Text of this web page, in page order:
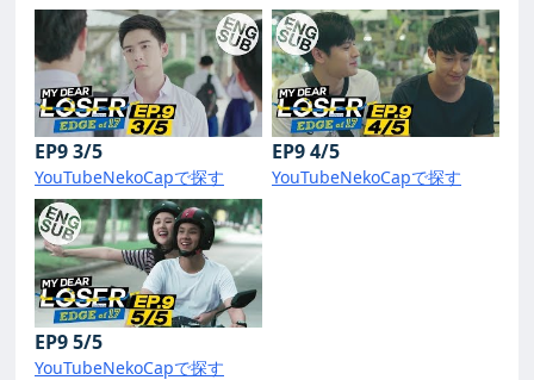
EP9 3/5
YouTubeNekoCapで探す
EP9 4/5
YouTubeNekoCapで探す
EP9 5/5
YouTubeNekoCapで探す